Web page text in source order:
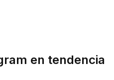
en tendencia